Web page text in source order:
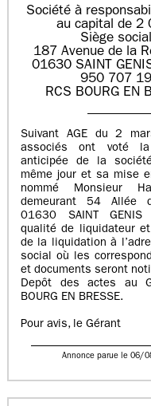
Société à
au capital de 2
Siège
187 Avenue de la
01630 SAINT
950 707
RCS BOURG EN
Suivant AGE du 2
associés ont voté la
anticipée de la
même jour et sa mise
nommé Monsieur
demeurant 54 Allée
01630 SAINT GENIS
qualité de liquidateur
de la liquidation à
social où les
et documents seront
Depôt des actes au
BOURG EN BRESSE.
Pour avis, le Gérant
Annonce parue le 06/